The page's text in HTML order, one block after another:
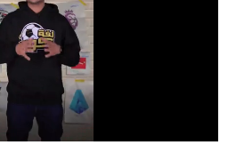
الدوري السعودي للمحترفين